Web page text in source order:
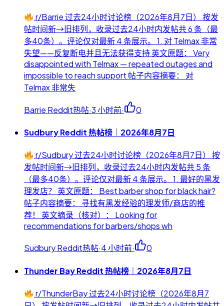
r/Barrie 过去24小时讨论榜（2026年8月7日） 按发
帖时间新→旧排列，收录过去24小时内发帖共 6 条（最
多40条）。评论仅对最新 4 条展示。 1. 对 Telmax 非常
失望——反复断电并且无法获得支持 英文原题： Very
disappointed with Telmax — repeated outages and
impossible to reach support 帖子内容摘要： 对
Telmax 非常失
Barrie Reddit热帖·3 小时前· 0
Sudbury Reddit 热帖榜｜2026年8月7日
r/Sudbury 过去24小时讨论榜（2026年8月7日） 按
发帖时间新→旧排列，收录过去24小时内发帖共 5 条
（最多40条）。评论仅对最新 4 条展示。 1. 最好的黑发
理发店？ 英文原题： Best barber shop for black hair?
帖子内容摘要： 寻找有黑发经验的理发师/商店的推
荐！ 英文摘录（核对）： Looking for
recommendations for barbers/shops wh
Sudbury Reddit热帖·4 小时前· 0
Thunder Bay Reddit 热帖榜｜2026年8月7日
r/ThunderBay 过去24小时讨论榜（2026年8月7